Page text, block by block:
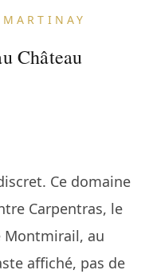
Château
Ce domaine
Carpentras, le
Montmirail, au
affiché, pas de